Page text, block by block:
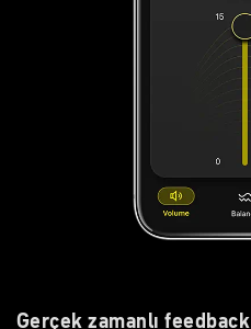
Gerçek zamanlı feedback